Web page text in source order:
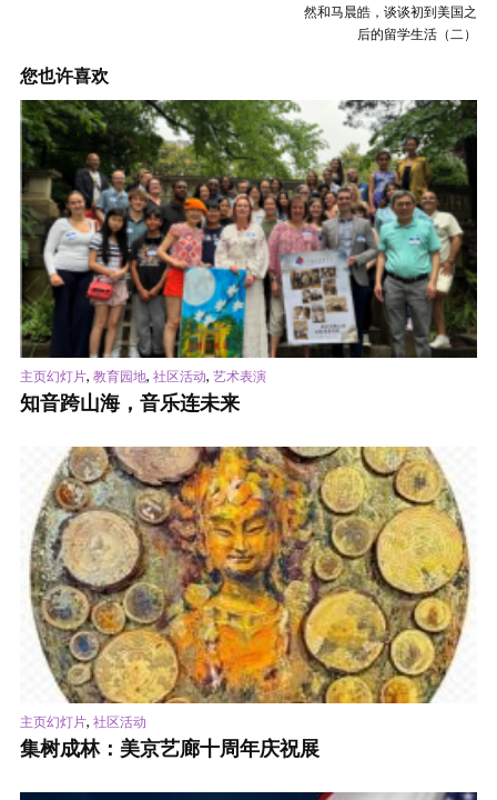
然和马晨皓，谈谈初到美国之
后的留学生活（二）
您也许喜欢
主页幻灯片, 教育园地, 社区活动, 艺术表演
知音跨山海，音乐连未来
主页幻灯片, 社区活动
集树成林：美京艺廊十周年庆祝展